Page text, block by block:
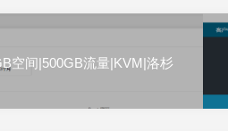
空间|500GB流量|KVM|洛杉